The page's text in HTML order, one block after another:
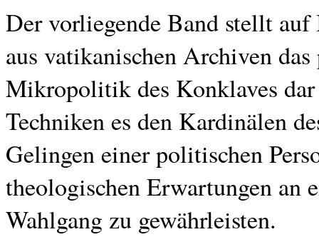
Der vorliegende Band stellt auf
aus vatikanischen Archiven
Mikropolitik des Konklaves
Techniken es den Kardinälen
Gelingen einer politischen
theologischen Erwartungen an
Wahlgang zu gewährleisten.